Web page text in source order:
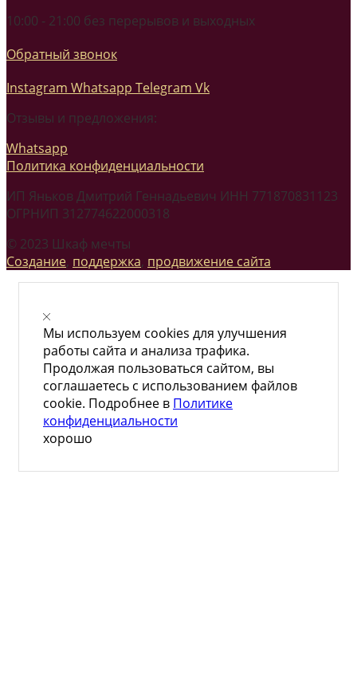
10:00 - 21:00 без перерывов и выходных
Обратный звонок
Instagram Whatsapp Telegram Vk
Отзывы и предложения:
Whatsapp
Политика конфиденциальности
ИП Яньков Дмитрий Геннадьевич ИНН 771870831123
ОГРНИП 312774622000318
© 2023 Шкаф мечты
Создание, поддержка, продвижение сайта
Мы используем cookies для улучшения
работы сайта и анализа трафика.
Продолжая пользоваться сайтом, вы
соглашаетесь с использованием файлов
cookie. Подробнее в Политике
конфиденциальности
хорошо